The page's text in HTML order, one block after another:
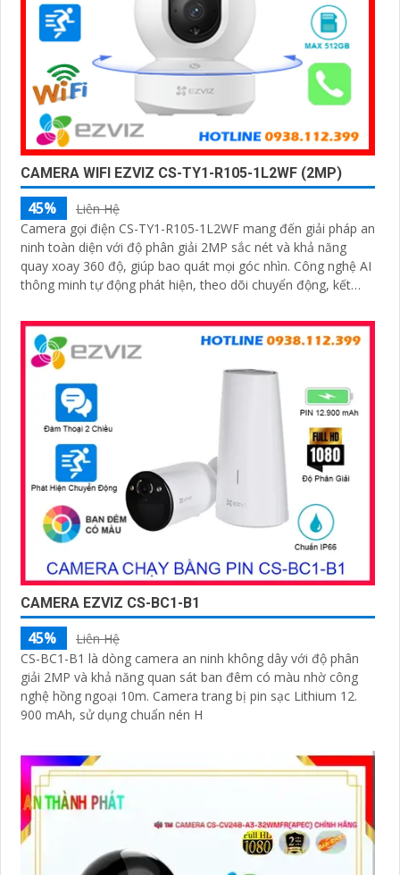
CAMERA WIFI EZVIZ CS-TY1-R105-1L2WF (2MP)
45%
Liên Hệ
Camera gọi điện CS-TY1-R105-1L2WF mang đến giải pháp an
ninh toàn diện với độ phân giải 2MP sắc nét và khả năng
quay xoay 360 độ, giúp bao quát mọi góc nhìn. Công nghệ AI
thông minh tự động phát hiện, theo dõi chuyển động, kết
CAMERA EZVIZ CS-BC1-B1
45%
Liên Hệ
CS-BC1-B1 là dòng camera an ninh không dây với độ phân
giải 2MP và khả năng quan sát ban đêm có màu nhờ công
nghệ hồng ngoại 10m. Camera trang bị pin sạc Lithium 12.
900 mAh, sử dụng chuẩn nén H